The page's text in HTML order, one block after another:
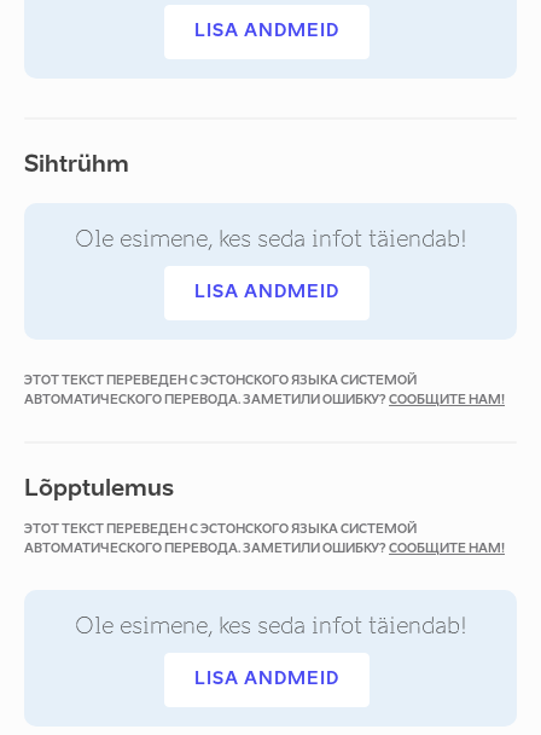
LISA ANDMEID
Sihtrühm
Ole esimene, kes seda infot täiendab!
LISA ANDMEID
ЭТОТ ТЕКСТ ПЕРЕВЕДЕН С ЭСТОНСКОГО ЯЗЫКА СИСТЕМОЙ
АВТОМАТИЧЕСКОГО ПЕРЕВОДА. ЗАМЕТИЛИ ОШИБКУ? СООБЩИТЕ НАМ!
Lõpptulemus
ЭТОТ ТЕКСТ ПЕРЕВЕДЕН С ЭСТОНСКОГО ЯЗЫКА СИСТЕМОЙ
АВТОМАТИЧЕСКОГО ПЕРЕВОДА. ЗАМЕТИЛИ ОШИБКУ? СООБЩИТЕ НАМ!
Ole esimene, kes seda infot täiendab!
LISA ANDMEID